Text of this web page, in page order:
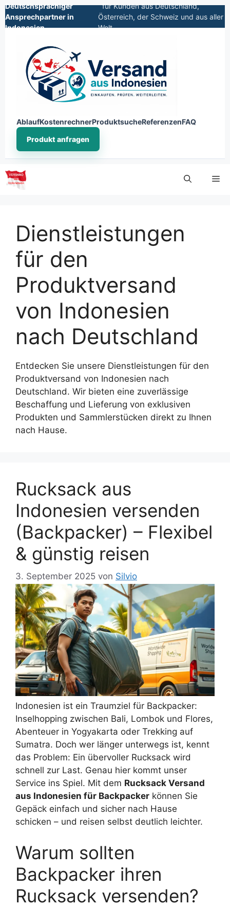
Deutschsprachiger
Ansprechpartner in
Indonesien
für Kunden aus Deutschland,
Österreich, der Schweiz und aus aller
Welt
AblaufKostenrechnerProduktsucheReferenzenFAQ
Produkt anfragen
Dienstleistungen
für den
Produktversand
von Indonesien
nach Deutschland
Entdecken Sie unsere Dienstleistungen für den
Produktversand von Indonesien nach
Deutschland. Wir bieten eine zuverlässige
Beschaffung und Lieferung von exklusiven
Produkten und Sammlerstücken direkt zu Ihnen
nach Hause.
Rucksack aus
Indonesien versenden
(Backpacker) – Flexibel
& günstig reisen
3. September 2025 von Silvio
Indonesien ist ein Traumziel für Backpacker:
Inselhopping zwischen Bali, Lombok und Flores,
Abenteuer in Yogyakarta oder Trekking auf
Sumatra. Doch wer länger unterwegs ist, kennt
das Problem: Ein übervoller Rucksack wird
schnell zur Last. Genau hier kommt unser
Service ins Spiel. Mit dem Rucksack Versand
aus Indonesien für Backpacker können Sie
Gepäck einfach und sicher nach Hause
schicken – und reisen selbst deutlich leichter.
Warum sollten
Backpacker ihren
Rucksack versenden?